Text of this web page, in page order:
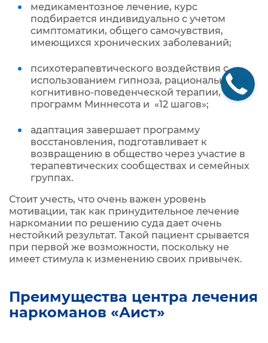
медикаментозное лечение, курс
подбирается индивидуально с учетом
симптоматики, общего самочувствия,
имеющихся хронических заболеваний;
психотерапевтического воздействия с
использованием гипноза, рациональной и
когнитивно-поведенческой терапии,
программ Миннесота и «12 шагов»;
адаптация завершает программу
восстановления, подготавливает к
возвращению в общество через участие в
терапевтических сообществах и семейных
группах.
Стоит учесть, что очень важен уровень
мотивации, так как принудительное лечение
наркомании по решению суда дает очень
нестойкий результат. Такой пациент срывается
при первой же возможности, поскольку не
имеет стимула к изменению своих привычек.
Преимущества центра лечения
наркоманов «Аист»